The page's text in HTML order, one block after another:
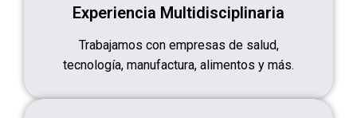
Experiencia Multidisciplinaria
Trabajamos con empresas de salud,
tecnología, manufactura, alimentos y más.